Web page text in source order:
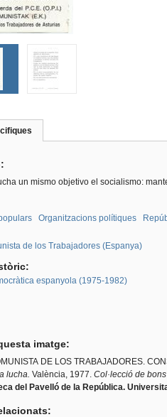
activa)
un mismo objetivo el socialismo:
Organitzacions polítiques
de los Trabajadores (Espanya)
espanyola (1975-1982)
imatge:
DE LOS TRABAJADORES.
lucha. València, 1977. Col·lecció de
del Pavelló de la República.